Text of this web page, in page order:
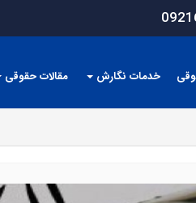
خدمات نگارش مقالات حقوقی